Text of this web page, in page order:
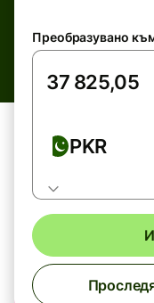
Преобразувано
PKR